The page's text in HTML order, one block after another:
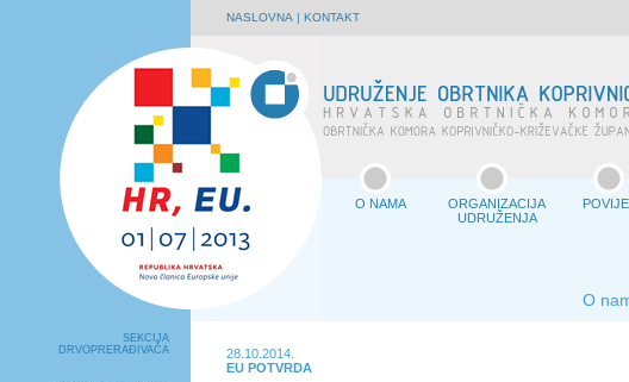
NASLOVNA | KONTAKT
O NAMA
ORGANIZACIJA
UDRUŽENJA
O
SEKCIJA
DRVOPRERAĐIVAČA
28.10.2014.
EU POTVRDA